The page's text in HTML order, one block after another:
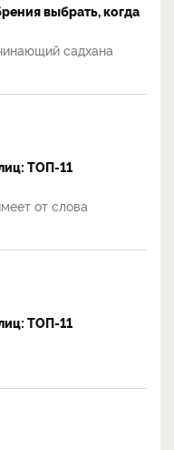
выбрать, когда
садхана
ТОП-11
от слова
ТОП-11